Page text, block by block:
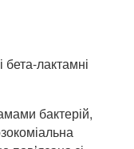
бета-лактамні
бактерій,